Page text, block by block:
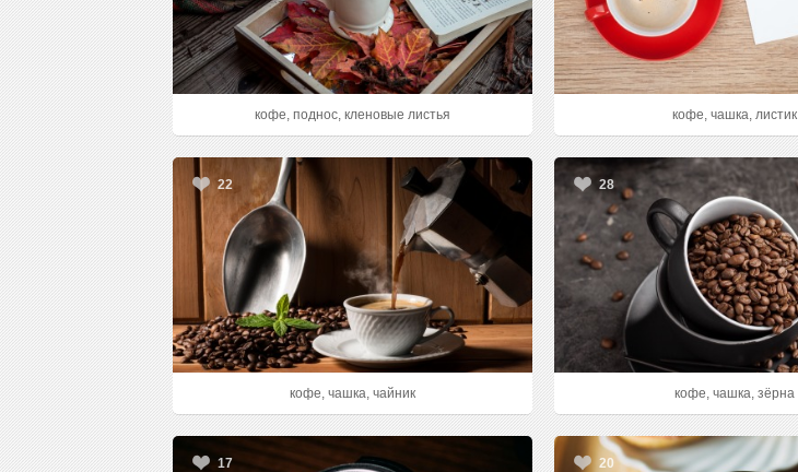
кофе, поднос, кленовые листья кофе, чашка, листик
22
кофе, чашка, чайник
28
кофе, чашка, зёрна
17 20